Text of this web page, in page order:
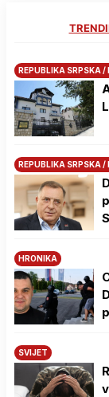
REPUBLIKA SRPSKA /
REPUBLIKA SRPSKA /
HRONIKA
SVIJET